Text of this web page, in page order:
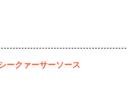
ークァーサーソース